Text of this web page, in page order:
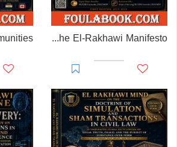
Prisoner of Perception: The El-Rakhawi Manifesto